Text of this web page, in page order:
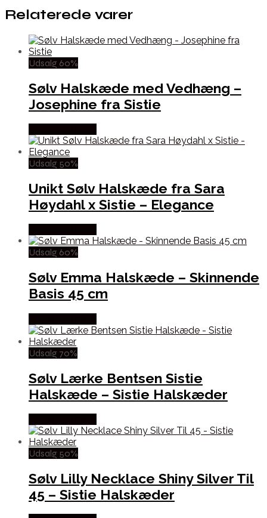
Relaterede varer
Udsalg 60%
Sølv Halskæde med Vedhæng –
Josephine fra Sistie
Udsalg 50%
Unikt Sølv Halskæde fra Sara
Høydahl x Sistie – Elegance
Udsalg 60%
Sølv Emma Halskæde – Skinnende
Basis 45 cm
Udsalg 70%
Sølv Lærke Bentsen Sistie
Halskæde – Sistie Halskæder
Udsalg 50%
Sølv Lilly Necklace Shiny Silver Til
45 – Sistie Halskæder